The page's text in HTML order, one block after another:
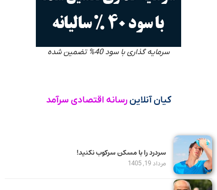
سرمایه گذاری با سود 40% تضمین شده
کیان آنلاین رسانه اقتصادی سرآمد
سردرد را با مسکن سرکوب نکنید!
مرداد 19, 1405